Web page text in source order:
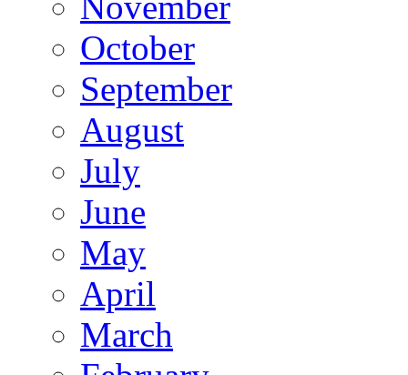
October
September
August
July
June
May
April
March